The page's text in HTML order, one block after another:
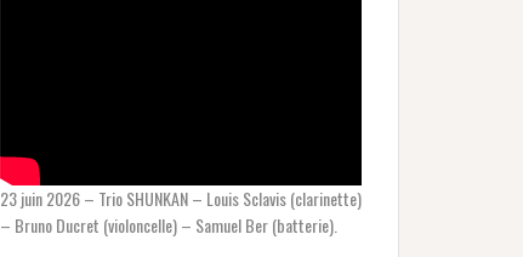
23 juin 2026 – Trio SHUNKAN – Louis Sclavis (clarinette)
– Bruno Ducret (violoncelle) – Samuel Ber (batterie).